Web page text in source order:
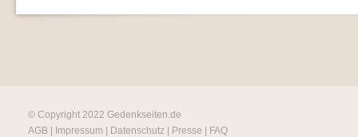
© Copyright 2022 Gedenkseiten.de
AGB
Impressum Datenschutz Presse
FAQ